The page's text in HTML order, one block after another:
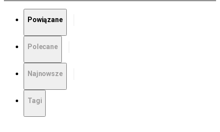
Powiązane
Polecane
Najnowsze
Tagi